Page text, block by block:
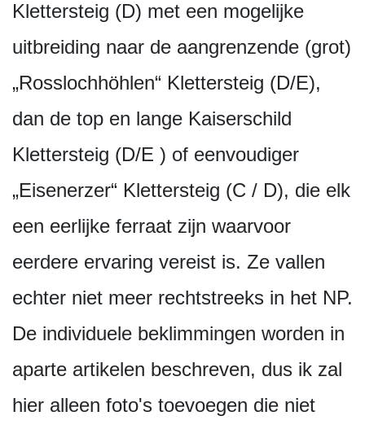
Klettersteig (D) met een mogelijke
uitbreiding naar de aangrenzende (grot)
„Rosslochhöhlen“ Klettersteig (D/E),
dan de top en lange Kaiserschild
Klettersteig (D/E ) of eenvoudiger
„Eisenerzer“ Klettersteig (C / D), die elk
een eerlijke ferraat zijn waarvoor
eerdere ervaring vereist is. Ze vallen
echter niet meer rechtstreeks in het NP.
De individuele beklimmingen worden in
aparte artikelen beschreven, dus ik zal
hier alleen foto's toevoegen die niet